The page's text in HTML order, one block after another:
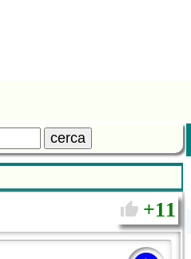
cerca
11